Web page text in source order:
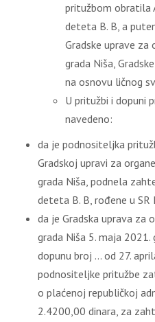
pritužbom obratila
deteta B. B, a
Gradske uprave za
grada Niša,
na osnovu ličnog
U pritužbi i dopuni
navedeno:
da je podnositeljka
Gradskoj upravi za
grada Niša, podnela
deteta B. B, rođene u SR
da je Gradska uprava za
grada Niša 5. maja
dopunu broj … od 27.
podnositeljke pritužbe
o plaćenoj republičkoj
2.4200,00 dinara, za